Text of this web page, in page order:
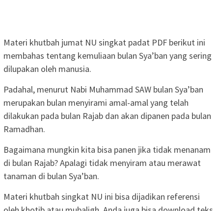
Materi khutbah jumat NU singkat padat PDF berikut ini
membahas tentang kemuliaan bulan Sya’ban yang sering
dilupakan oleh manusia.
Padahal, menurut Nabi Muhammad SAW bulan Sya’ban
merupakan bulan menyirami amal-amal yang telah
dilakukan pada bulan Rajab dan akan dipanen pada bulan
Ramadhan.
Bagaimana mungkin kita bisa panen jika tidak menanam
di bulan Rajab? Apalagi tidak menyiram atau merawat
tanaman di bulan Sya’ban.
Materi khutbah singkat NU ini bisa dijadikan referensi